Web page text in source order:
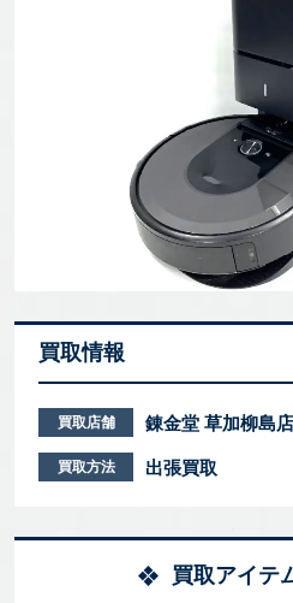
買取情報
買取店舗 錬金堂 草加柳島店
買取方法 出張買取
買取アイテ